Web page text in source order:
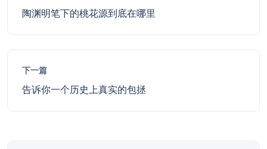
陶渊明笔下的桃花源到底在哪里
下一篇
告诉你一个历史上真实的包拯